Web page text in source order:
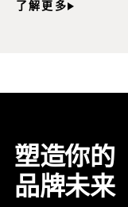
了解更多
塑造你的
品牌未来